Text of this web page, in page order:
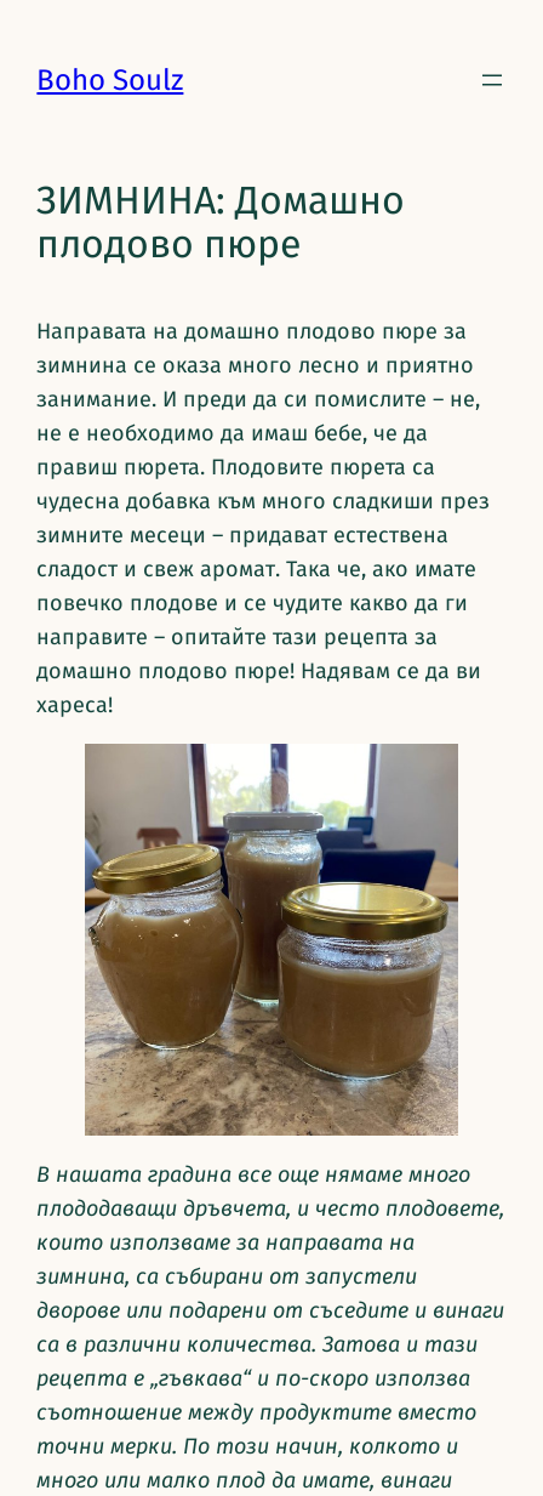
Boho Soulz
ЗИМНИНА: Домашно
плодово пюре
Направата на домашно плодово пюре за
зимнина се оказа много лесно и приятно
занимание. И преди да си помислите – не,
не е необходимо да имаш бебе, че да
правиш пюрета. Плодовите пюрета са
чудесна добавка към много сладкиши през
зимните месеци – придават естествена
сладост и свеж аромат. Така че, ако имате
повечко плодове и се чудите какво да ги
направите – опитайте тази рецепта за
домашно плодово пюре! Надявам се да ви
хареса!
В нашата градина все още нямаме много
плододаващи дръвчета, и често плодовете,
които използваме за направата на
зимнина, са събирани от запустели
дворове или подарени от съседите и винаги
са в различни количества. Затова и тази
рецепта е „гъвкава“ и по-скоро използва
съотношение между продуктите вместо
точни мерки. По този начин, колкото и
много или малко плод да имате, винаги